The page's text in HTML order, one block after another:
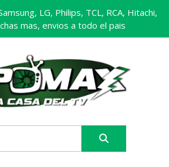
LG, Philips, TCL, RCA, Hitachi,
mas, envios a todo el pais